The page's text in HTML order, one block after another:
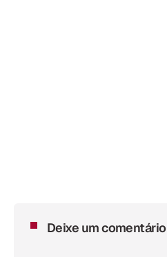
Deixe um comentário